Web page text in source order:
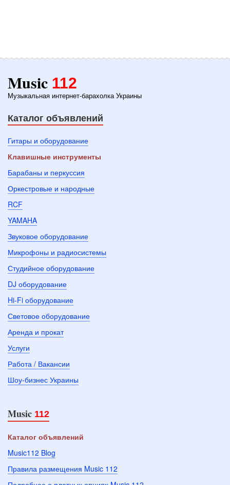
Music 112
Музыкальная интернет-барахолка Украины
Каталог объявлений
Гитары и оборудование
Клавишные инструменты
Барабаны и перкуссия
Оркестровые и народные
RCF
YAMAHA
Звуковое оборудование
Микрофоны и радиосистемы
Студийное оборудование
DJ оборудование
Hi-Fi оборудование
Световое оборудование
Аренда и прокат
Услуги
Работа / Вакансии
Шоу-бизнес Украины
Music 112
Каталог объявлений
Music112 Blog
Правила размещения Music 112